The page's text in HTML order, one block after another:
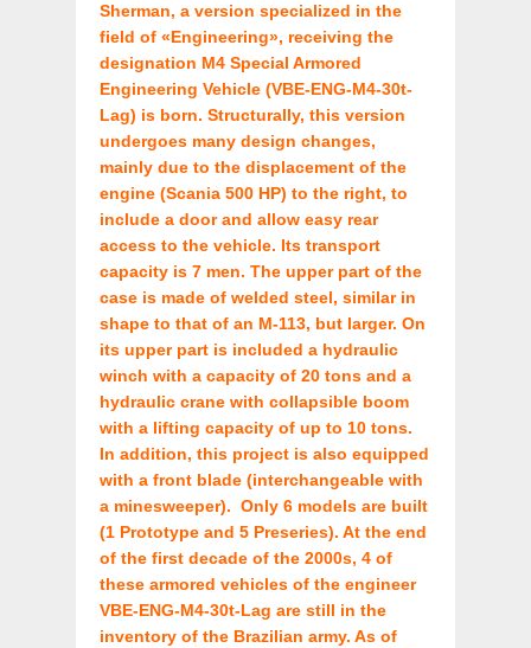
Sherman, a version specialized in the
field of «Engineering», receiving the
designation M4 Special Armored
Engineering Vehicle (VBE-ENG-M4-30t-
Lag) is born. Structurally, this version
undergoes many design changes,
mainly due to the displacement of the
engine (Scania 500 HP) to the right, to
include a door and allow easy rear
access to the vehicle. Its transport
capacity is 7 men. The upper part of the
case is made of welded steel, similar in
shape to that of an M-113, but larger. On
its upper part is included a hydraulic
winch with a capacity of 20 tons and a
hydraulic crane with collapsible boom
with a lifting capacity of up to 10 tons.
In addition, this project is also equipped
with a front blade (interchangeable with
a minesweeper). Only 6 models are built
(1 Prototype and 5 Preseries). At the end
of the first decade of the 2000s, 4 of
these armored vehicles of the engineer
VBE-ENG-M4-30t-Lag are still in the
inventory of the Brazilian army. As of